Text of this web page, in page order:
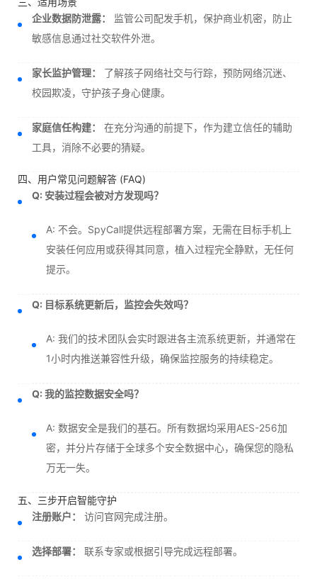
企业数据防泄露：
监管公司配发手机，保护商业机密，防止
敏感信息通过社交软件外泄。
家长监护管理：
了解孩子网络社交与行踪，预防网络沉迷、
校园欺凌，守护孩子身心健康。
家庭信任构建：
在充分沟通的前提下，作为建立信任的辅助
工具，消除不必要的猜疑。
四、用户常见问题解答 (FAQ)
Q: 安装过程会被对方发现吗？
A: 不会。SpyCall提供远程部署方案，无需在目标手机上
安装任何应用或获得其同意，植入过程完全静默，无任何
提示。
Q: 目标系统更新后，监控会失效吗？
A: 我们的技术团队会实时跟进各主流系统更新，并通常在
1小时内推送兼容性升级，确保监控服务的持续稳定。
Q: 我的监控数据安全吗？
A: 数据安全是我们的基石。所有数据均采用AES-256加
密，并分片存储于全球多个安全数据中心，确保您的隐私
万无一失。
五、三步开启智能守护
注册账户：
访问官网完成注册。
选择部署： 联系专家或根据引导完成远程部署。